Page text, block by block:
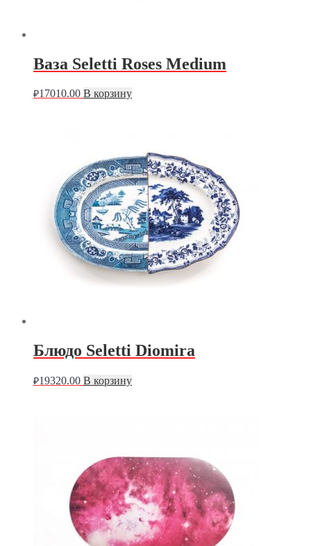
Ваза Seletti Roses Medium
₽17010.00 В корзину
Блюдо Seletti Diomira
₽19320.00 В корзину